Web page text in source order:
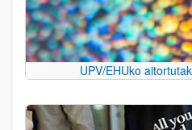
UPV/EHUko